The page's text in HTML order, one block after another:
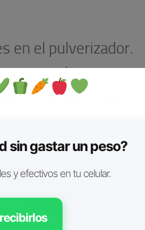
en el pulverizador.
mezclar.
antes de salir
sin gastar un peso?
y efectivos en tu celular.